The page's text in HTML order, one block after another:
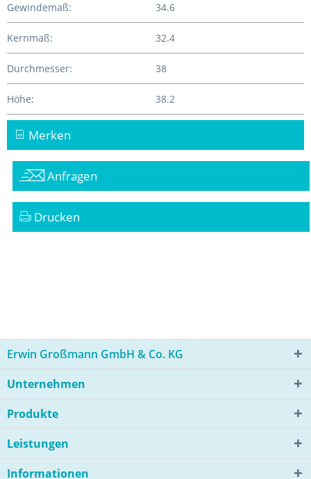
Gewindemaß: 34.6
Kernmaß: 32.4
Durchmesser: 38
Höhe: 38.2
Merken
Anfragen
Drucken
Erwin Großmann GmbH & Co. KG
Unternehmen
Produkte
Leistungen
Informationen